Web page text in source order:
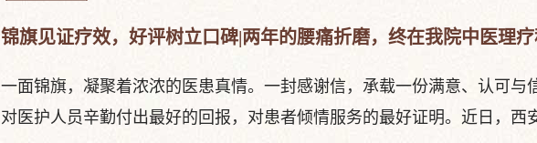
锦旗见证疗效，好评树立口碑|两年的腰痛折磨，终在我院中医理
一面锦旗，凝聚着浓浓的医患真情。一封感谢信，承载一份满意、认可
对医护人员辛勤付出最好的回报，对患者倾情服务的最好证明。近日，西